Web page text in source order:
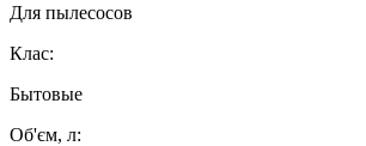
Для пылесосов
Клас:
Бытовые
Об'єм, л: